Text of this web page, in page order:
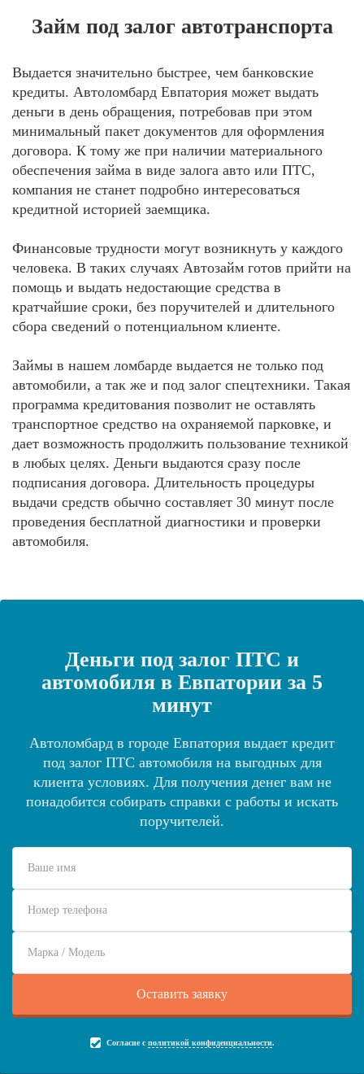
Займ под залог автотранспорта
Выдается значительно быстрее, чем банковские
кредиты. Автоломбард Евпатория может выдать
деньги в день обращения, потребовав при этом
минимальный пакет документов для оформления
договора. К тому же при наличии материального
обеспечения займа в виде залога авто или ПТС,
компания не станет подробно интересоваться
кредитной историей заемщика.
Финансовые трудности могут возникнуть у каждого
человека. В таких случаях Автозайм готов прийти на
помощь и выдать недостающие средства в
кратчайшие сроки, без поручителей и длительного
сбора сведений о потенциальном клиенте.
Займы в нашем ломбарде выдается не только под
автомобили, а так же и под залог спецтехники. Такая
программа кредитования позволит не оставлять
транспортное средство на охраняемой парковке, и
дает возможность продолжить пользование техникой
в любых целях. Деньги выдаются сразу после
подписания договора. Длительность процедуры
выдачи средств обычно составляет 30 минут после
проведения бесплатной диагностики и проверки
автомобиля.
Деньги под залог ПТС и
автомобиля в Евпатории за 5
минут
Автоломбард в городе Евпатория выдает кредит
под залог ПТС автомобиля на выгодных для
клиента условиях. Для получения денег вам не
понадобится собирать справки с работы и искать
поручителей.
Согласие с политикой конфиденциальности.